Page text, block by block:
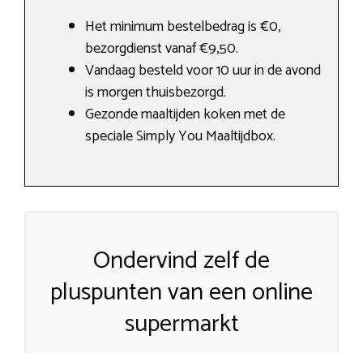
Het minimum bestelbedrag is €0,
bezorgdienst vanaf €9,50.
Vandaag besteld voor 10 uur in de avond
is morgen thuisbezorgd.
Gezonde maaltijden koken met de
speciale Simply You Maaltijdbox.
Ondervind zelf de
pluspunten van een online
supermarkt